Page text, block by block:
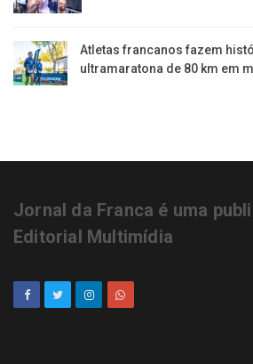
Atletas francanos fazem
ultramaratona de 80 km em
Jornal da Franca é uma
Editorial Multimídia